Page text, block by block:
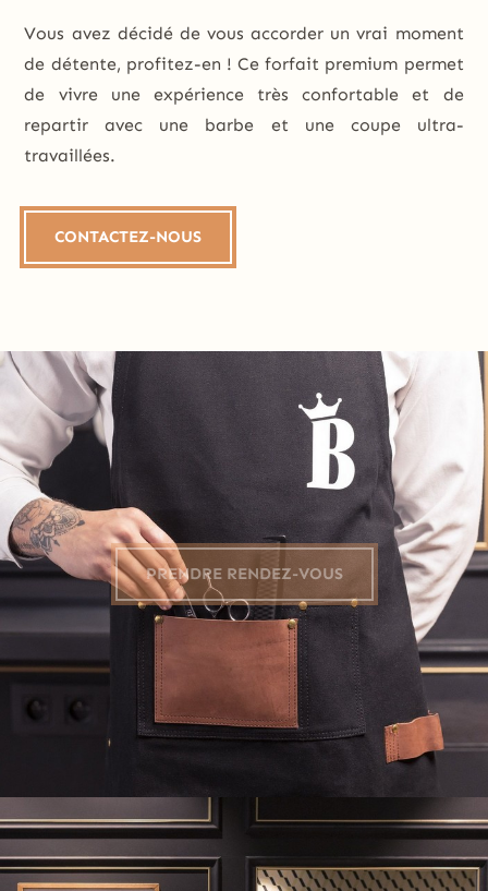
Vous avez décidé de vous accorder un vrai moment
de détente, profitez-en ! Ce forfait premium permet
de vivre une expérience très confortable et de
repartir avec une barbe et une coupe ultra-
travaillées.
CONTACTEZ-NOUS
PRENDRE RENDEZ-VOUS